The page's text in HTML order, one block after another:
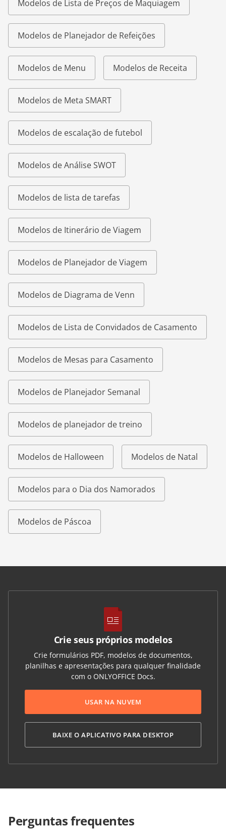
Modelos de Lista de Preços de Maquiagem
Modelos de Planejador de Refeições
Modelos de Menu Modelos de Receita
Modelos de Meta SMART
Modelos de escalação de futebol
Modelos de Análise SWOT
Modelos de lista de tarefas
Modelos de Itinerário de Viagem
Modelos de Planejador de Viagem
Modelos de Diagrama de Venn
Modelos de Lista de Convidados de Casamento
Modelos de Mesas para Casamento
Modelos de Planejador Semanal
Modelos de planejador de treino
Modelos de Halloween Modelos de Natal
Modelos para o Dia dos Namorados
Modelos de Páscoa
Crie seus próprios modelos
Crie formulários PDF, modelos de documentos,
planilhas e apresentações para qualquer finalidade
com o ONLYOFFICE Docs.
USAR NA NUVEM
BAIXE O APLICATIVO PARA DESKTOP
Perguntas frequentes